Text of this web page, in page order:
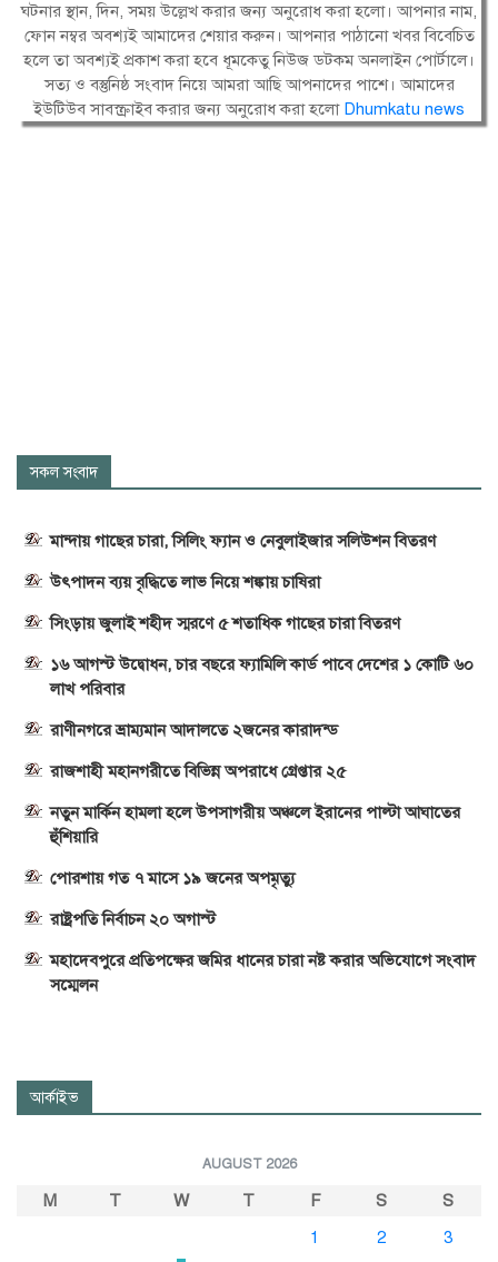
ঘটনার স্থান, দিন, সময় উল্লেখ করার জন্য অনুরোধ করা হলো। আপনার নাম,
ফোন নম্বর অবশ্যই আমাদের শেয়ার করুন। আপনার পাঠানো খবর বিবেচিত
হলে তা অবশ্যই প্রকাশ করা হবে ধূমকেতু নিউজ ডটকম অনলাইন পোর্টালে।
সত্য ও বস্তুনিষ্ঠ সংবাদ নিয়ে আমরা আছি আপনাদের পাশে। আমাদের
ইউটিউব সাবস্ক্রাইব করার জন্য অনুরোধ করা হলো Dhumkatu news
সকল সংবাদ
মান্দায় গাছের চারা, সিলিং ফ্যান ও নেবুলাইজার সলিউশন বিতরণ
উৎপাদন ব্যয় বৃদ্ধিতে লাভ নিয়ে শঙ্কায় চাষিরা
সিংড়ায় জুলাই শহীদ স্মরণে ৫ শতাধিক গাছের চারা বিতরণ
১৬ আগস্ট উদ্বোধন, চার বছরে ফ্যামিলি কার্ড পাবে দেশের ১ কোটি ৬০
লাখ পরিবার
রাণীনগরে ভ্রাম্যমান আদালতে ২জনের কারাদন্ড
রাজশাহী মহানগরীতে বিভিন্ন অপরাধে গ্রেপ্তার ২৫
নতুন মার্কিন হামলা হলে উপসাগরীয় অঞ্চলে ইরানের পাল্টা আঘাতের
হুঁশিয়ারি
পোরশায় গত ৭ মাসে ১৯ জনের অপমৃত্যু
রাষ্ট্রপতি নির্বাচন ২০ অগাস্ট
মহাদেবপুরে প্রতিপক্ষের জমির ধানের চারা নষ্ট করার অভিযোগে সংবাদ
সম্মেলন
আর্কাইভ
AUGUST 2026
M T W T F S
S
1
2
3